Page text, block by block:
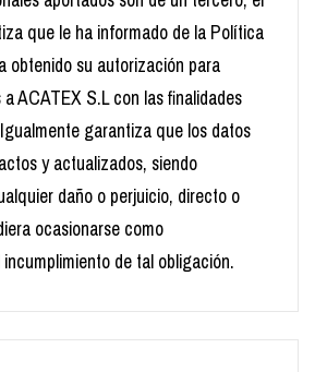
que le ha informado de la Política
obtenido su autorización para
ACATEX S.L con las finalidades
garantiza que los datos
y actualizados, siendo
daño o perjuicio, directo o
ocasionarse como
de tal obligación.